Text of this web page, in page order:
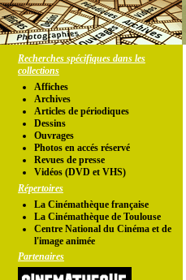
Recherches spécifiques dans les
collections
Affiches
Archives
Articles de périodiques
Dessins
Ouvrages
Photos en accés réservé
Revues de presse
Vidéos (DVD et VHS)
Répertoires
La Cinémathèque française
La Cinémathèque de Toulouse
Centre National du Cinéma et de
l'image animée
Partenaires